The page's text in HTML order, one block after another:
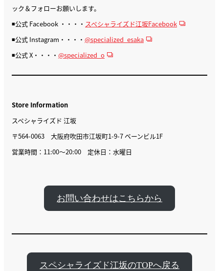
ック＆フォローお願いします。
◾️公式 Facebook ・・・・ スペシャライズド江坂Facebook
◾️公式 Instagram・・・・ @specialized_esaka
◾️公式 X・・・・ @specialized_o
Store Information
スペシャライズド 江坂
〒564-0063 大阪府吹田市江坂町1-9-7 ベーンビル1F
営業時間：11:00〜20:00 定休日：水曜日
お問い合わせはこちらから
スペシャライズド江坂のTOPへ戻る